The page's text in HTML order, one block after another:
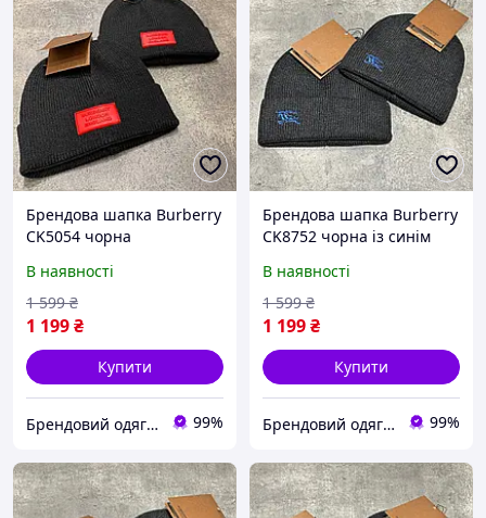
Брендова шапка Burberry
CK5054 чорна
В наявності
1 199₴
1 599 ₴
Купити
Брендовий одяг від інтернет-магазина «Trendy Shop» 99%
Брендова шапка Burberry
CK8752 чорна із синім
В наявності
1 199₴
1 599 ₴
Купити
Брендовий одяг від інтернет-магазина «Trendy Shop» 99%